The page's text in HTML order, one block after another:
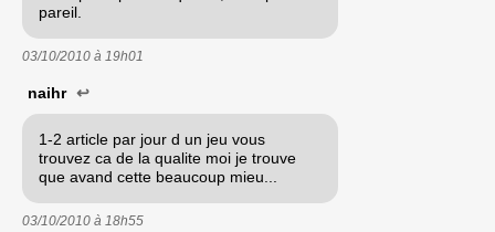
pareil.
03/10/2010 à 19h01
naihr ↩
1-2 article par jour d un jeu vous
trouvez ca de la qualite moi je trouve
que avand cette beaucoup mieu...
03/10/2010 à 18h55